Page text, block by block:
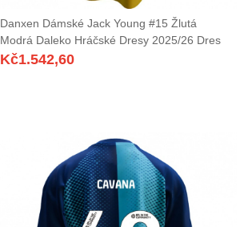
Danxen Dámské Jack Young #15 Žlutá
Modrá Daleko Hráčské Dresy 2025/26 Dres
Kč1.542,60